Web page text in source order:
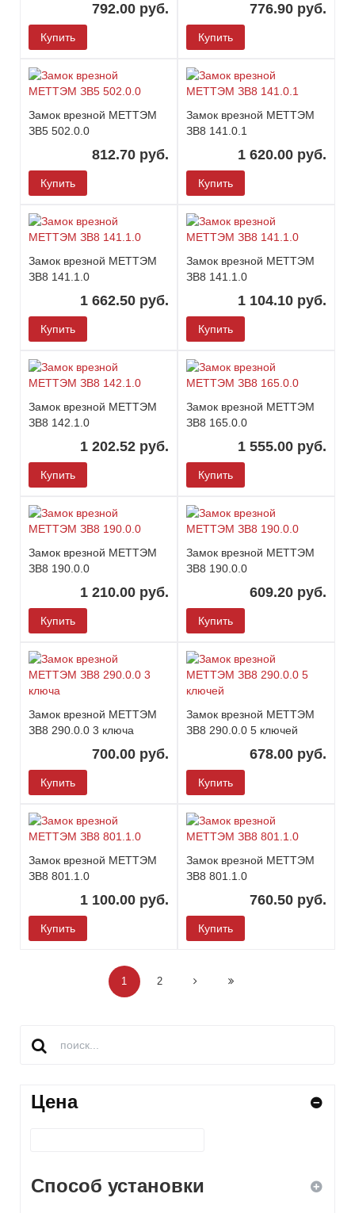
792.00 руб.
Купить
776.90 руб.
Купить
Замок врезной МЕТТЭМ
ЗВ5 502.0.0
812.70 руб.
Купить
Замок врезной МЕТТЭМ
ЗВ8 141.0.1
1 620.00 руб.
Купить
Замок врезной МЕТТЭМ
ЗВ8 141.1.0
1 662.50 руб.
Купить
Замок врезной МЕТТЭМ
ЗВ8 141.1.0
1 104.10 руб.
Купить
Замок врезной МЕТТЭМ
ЗВ8 142.1.0
1 202.52 руб.
Купить
Замок врезной МЕТТЭМ
ЗВ8 165.0.0
1 555.00 руб.
Купить
Замок врезной МЕТТЭМ
ЗВ8 190.0.0
1 210.00 руб.
Купить
Замок врезной МЕТТЭМ
ЗВ8 190.0.0
609.20 руб.
Купить
Замок врезной МЕТТЭМ
ЗВ8 290.0.0 3 ключа
700.00 руб.
Купить
Замок врезной МЕТТЭМ
ЗВ8 290.0.0 5 ключей
678.00 руб.
Купить
Замок врезной МЕТТЭМ
ЗВ8 801.1.0
1 100.00 руб.
Купить
Замок врезной МЕТТЭМ
ЗВ8 801.1.0
760.50 руб.
Купить
1 2
Цена
Способ установки